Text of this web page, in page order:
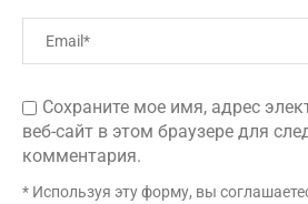
Сохраните мое имя, адрес
веб-сайт в этом браузере для
комментария.
* Используя эту форму, вы